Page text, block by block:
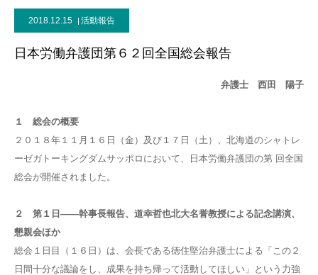
2018.12.15 活動報告
日本労働弁護団第６２回全国総会報告
弁護士 西田 陽子
１ 総会の概要
２０１８年１１月１６日（金）及び１７日（土）、北海道のシャトレ
ーゼガトーキングダムサッポロにおいて、日本労働弁護団の第 回全国
総会が開催されました。
２ 第１日――幹事長報告、道幸哲也北大名誉教授による記念講演、
懇親会ほか
総会１日目（１６日）は、会長である徳住堅治弁護士による「この２
日間十分な議論をし、成果を持ち帰って活動してほしい」という力強